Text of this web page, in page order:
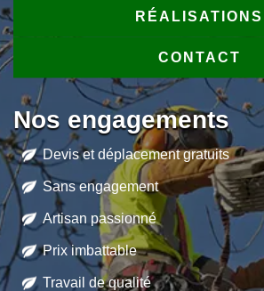
RÉALISATIONS
CONTACT
Nos engagements
Devis et déplacement gratuits
Sans engagement
Artisan passionné
Prix imbattable
Travail de qualité